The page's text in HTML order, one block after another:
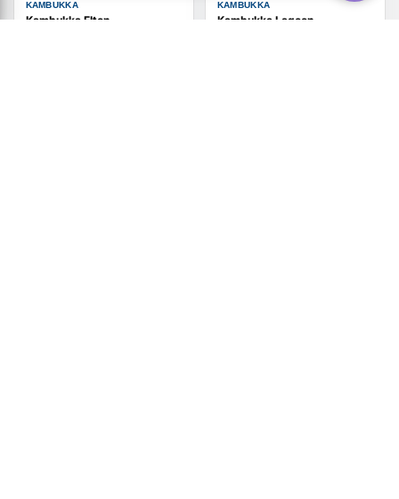
KAMBUKKA
Kambukka Elton
KAMBUKKA
Kambukka Lagoon